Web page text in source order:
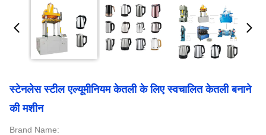
स्टेनलेस स्टील एल्यूमीनियम केतली के लिए स्वचालित केतली बनाने
की मशीन
Brand Name: